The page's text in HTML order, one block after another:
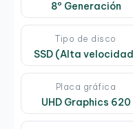
8º Generación
Tipo de disco
SSD (Alta
Placa gráfica
UHD Graphics 620